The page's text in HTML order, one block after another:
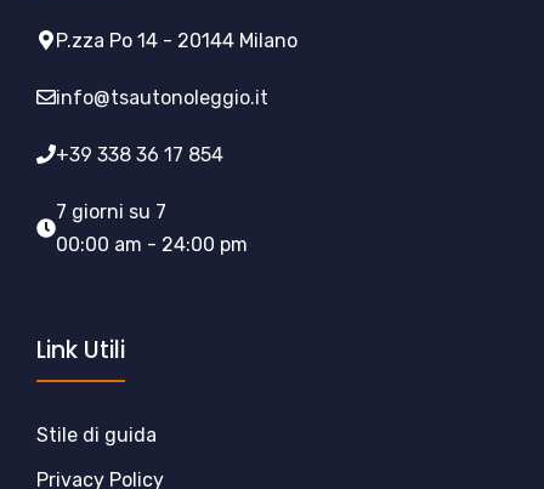
P.zza Po 14 - 20144 Milano
info@tsautonoleggio.it
+39 338 36 17 854
7 giorni su 7
00:00 am - 24:00 pm
Link Utili
Stile di guida
Privacy Policy